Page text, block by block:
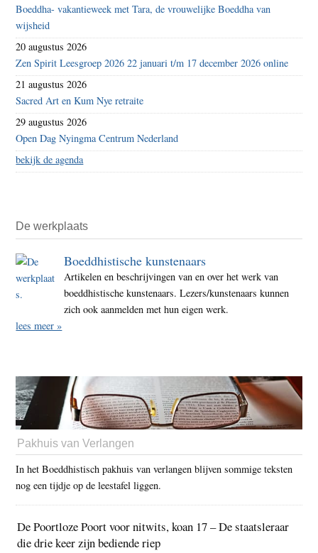
Boeddha- vakantieweek met Tara, de vrouwelijke Boeddha van
wijsheid
20 augustus 2026
Zen Spirit Leesgroep 2026 22 januari t/m 17 december 2026 online
21 augustus 2026
Sacred Art en Kum Nye retraite
29 augustus 2026
Open Dag Nyingma Centrum Nederland
bekijk de agenda
De werkplaats
Boeddhistische kunstenaars
Artikelen en beschrijvingen van en over het werk van
boeddhistische kunstenaars. Lezers/kunstenaars kunnen
zich ook aanmelden met hun eigen werk.
lees meer »
Pakhuis van Verlangen
In het Boeddhistisch pakhuis van verlangen blijven sommige teksten
nog een tijdje op de leestafel liggen.
De Poortloze Poort voor nitwits, koan 17 – De staatsleraar
die drie keer zijn bediende riep